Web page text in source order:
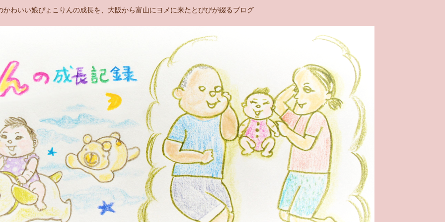
かわいい娘ぴょこりんの成長を、大阪から富山にヨメに来たとびびが綴るブログ